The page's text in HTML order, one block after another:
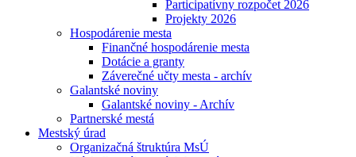
Participatívny rozpočet 2026
Projekty 2026
Hospodárenie mesta
Finančné hospodárenie mesta
Dotácie a granty
Záverečné učty mesta - archív
Galantské noviny
Galantské noviny - Archív
Partnerské mestá
Mestský úrad
Organizačná štruktúra MsÚ